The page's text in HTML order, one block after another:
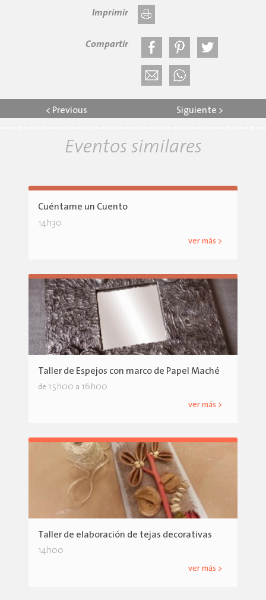
Imprimir
Compartir
< Previous Siguiente >
Eventos similares
Cuéntame un Cuento
14h30
ver más >
Taller de Espejos con marco de Papel Maché
de 15h00 a 16h00
ver más >
Taller de elaboración de tejas decorativas
14h00
ver más >